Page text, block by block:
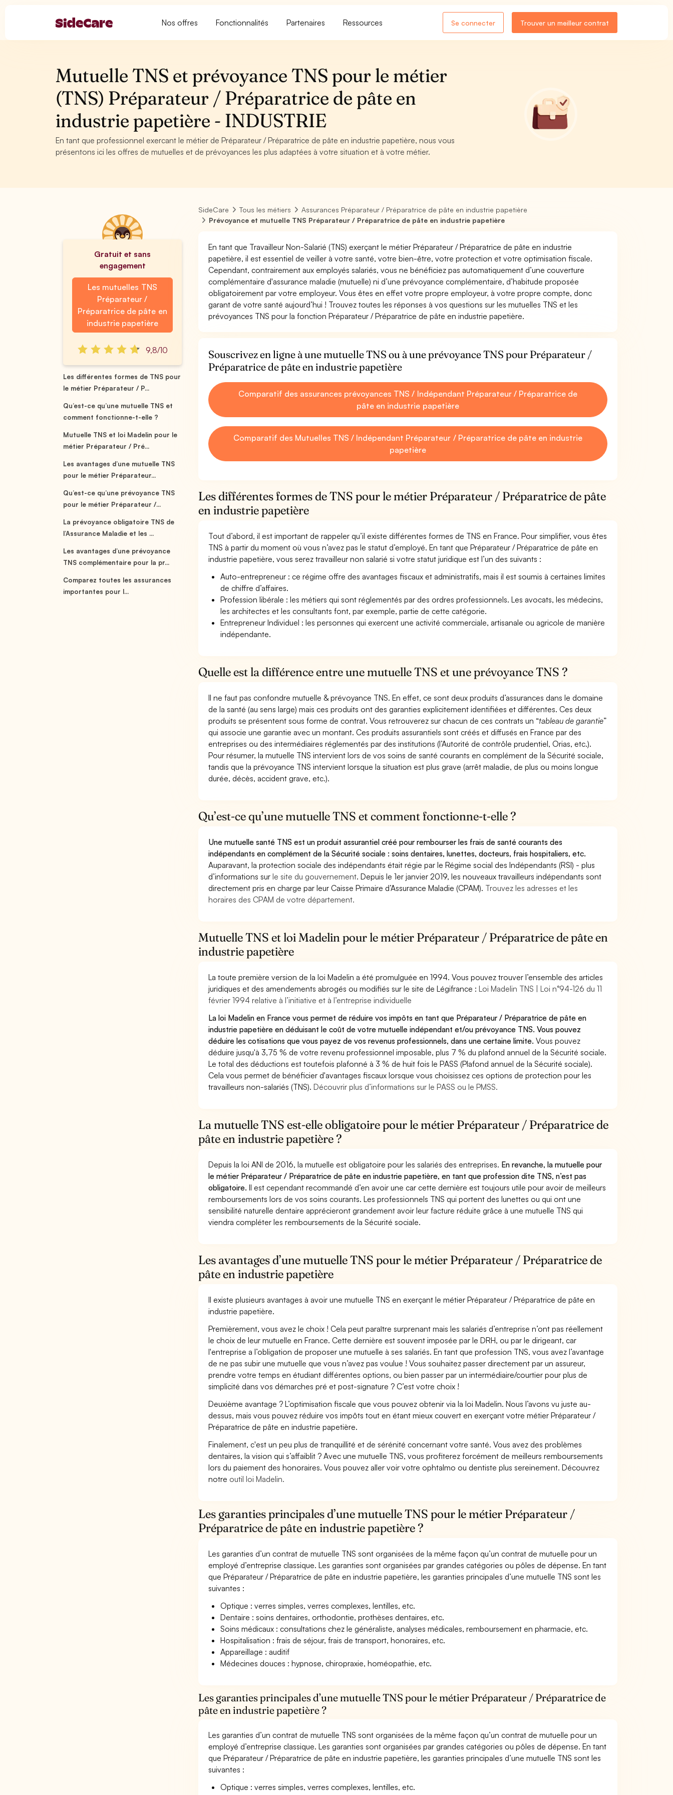
Nos offres Fonctionnalités Partenaires Ressources Se connecter Trouver un meilleur contrat
Mutuelle TNS et prévoyance TNS pour le métier
(TNS) Préparateur / Préparatrice de pâte en
industrie papetière - INDUSTRIE
En tant que professionnel exercant le métier de Préparateur / Préparatrice de pâte en industrie papetière, nous vous
présentons ici les offres de mutuelles et de prévoyances les plus adaptées à votre situation et à votre métier.
Gratuit et sans
engagement
Les mutuelles TNS
Préparateur /
Préparatrice de pâte en
industrie papetière
9,8/10
Les différentes formes de TNS pour
le métier Préparateur / P...
Qu’est-ce qu’une mutuelle TNS et
comment fonctionne-t-elle ?
Mutuelle TNS et loi Madelin pour le
métier Préparateur / Pré...
Les avantages d’une mutuelle TNS
pour le métier Préparateur...
Qu’est-ce qu’une prévoyance TNS
pour le métier Préparateur /...
La prévoyance obligatoire TNS de
l’Assurance Maladie et les ...
Les avantages d’une prévoyance
TNS complémentaire pour la pr...
Comparez toutes les assurances
importantes pour l...
SideCare Tous les métiers
Assurances Préparateur / Préparatrice de pâte en industrie papetière
Prévoyance et mutuelle TNS Préparateur / Préparatrice de pâte en industrie papetière
En tant que Travailleur Non-Salarié (TNS) exerçant le métier Préparateur / Préparatrice de pâte en industrie
papetière, il est essentiel de veiller à votre santé, votre bien-être, votre protection et votre optimisation fiscale.
Cependant, contrairement aux employés salariés, vous ne bénéficiez pas automatiquement d’une couverture
complémentaire d'assurance maladie (mutuelle) ni d’une prévoyance complémentaire, d’habitude proposée
obligatoirement par votre employeur. Vous êtes en effet votre propre employeur, à votre propre compte, donc
garant de votre santé aujourd’hui ! Trouvez toutes les réponses à vos questions sur les mutuelles TNS et les
prévoyances TNS pour la fonction Préparateur / Préparatrice de pâte en industrie papetière.
Souscrivez en ligne à une mutuelle TNS ou à une prévoyance TNS pour Préparateur /
Préparatrice de pâte en industrie papetière
Comparatif des assurances prévoyances TNS / Indépendant Préparateur / Préparatrice de
pâte en industrie papetière
Comparatif des Mutuelles TNS / Indépendant Préparateur / Préparatrice de pâte en industrie
papetière
Les différentes formes de TNS pour le métier Préparateur / Préparatrice de pâte
en industrie papetière
Tout d’abord, il est important de rappeler qu’il existe différentes formes de TNS en France. Pour simplifier, vous êtes
TNS à partir du moment où vous n’avez pas le statut d’employé. En tant que Préparateur / Préparatrice de pâte en
industrie papetière, vous serez travailleur non salarié si votre statut juridique est l’un des suivants :
Auto-entrepreneur : ce régime offre des avantages fiscaux et administratifs, mais il est soumis à certaines limites
de chiffre d’affaires.
Profession libérale : les métiers qui sont réglementés par des ordres professionnels. Les avocats, les médecins,
les architectes et les consultants font, par exemple, partie de cette catégorie.
Entrepreneur Individuel : les personnes qui exercent une activité commerciale, artisanale ou agricole de manière
indépendante.
Quelle est la différence entre une mutuelle TNS et une prévoyance TNS ?
Il ne faut pas confondre mutuelle & prévoyance TNS. En effet, ce sont deux produits d’assurances dans le domaine
de la santé (au sens large) mais ces produits ont des garanties explicitement identifiées et différentes. Ces deux
produits se présentent sous forme de contrat. Vous retrouverez sur chacun de ces contrats un “tableau de garantie”
qui associe une garantie avec un montant. Ces produits assurantiels sont créés et diffusés en France par des
entreprises ou des intermédiaires réglementés par des institutions (l’Autorité de contrôle prudentiel, Orias, etc.).
Pour résumer, la mutuelle TNS intervient lors de vos soins de santé courants en complément de la Sécurité sociale,
tandis que la prévoyance TNS intervient lorsque la situation est plus grave (arrêt maladie, de plus ou moins longue
durée, décès, accident grave, etc.).
Qu’est-ce qu’une mutuelle TNS et comment fonctionne-t-elle ?
Une mutuelle santé TNS est un produit assurantiel créé pour rembourser les frais de santé courants des
indépendants en complément de la Sécurité sociale : soins dentaires, lunettes, docteurs, frais hospitaliers, etc.
Auparavant, la protection sociale des indépendants était régie par le Régime social des Indépendants (RSI) - plus
d’informations surle site du gouvernement. Depuis le 1er janvier 2019, les nouveaux travailleurs indépendants sont
directement pris en charge par leur Caisse Primaire d’Assurance Maladie (CPAM). Trouvez les adresses et les
horaires des CPAM de votre département.
Mutuelle TNS et loi Madelin pour le métier Préparateur / Préparatrice de pâte en
industrie papetière
La toute première version de la loi Madelin a été promulguée en 1994. Vous pouvez trouver l’ensemble des articles
juridiques et des amendements abrogés ou modifiés sur le site de Légifrance :Loi Madelin TNS | Loi n°94-126 du 11
février 1994 relative à l’initiative et à l’entreprise individuelle
La loi Madelin en France vous permet de réduire vos impôts en tant que Préparateur / Préparatrice de pâte en
industrie papetière en déduisant le coût de votre mutuelle indépendant et/ou prévoyance TNS. Vous pouvez
déduire les cotisations que vous payez de vos revenus professionnels, dans une certaine limite.Vous pouvez
déduire jusqu'à 3,75 % de votre revenu professionnel imposable, plus 7 % du plafond annuel de la Sécurité sociale.
Le total des déductions est toutefois plafonné à 3 % de huit fois le PASS (Plafond annuel de la Sécurité sociale).
Cela vous permet de bénéficier d'avantages fiscaux lorsque vous choisissez ces options de protection pour les
travailleurs non-salariés (TNS).Découvrir plus d’informations sur le PASS ou le PMSS.
La mutuelle TNS est-elle obligatoire pour le métier Préparateur / Préparatrice de
pâte en industrie papetière ?
Depuis la loi ANI de 2016, la mutuelle est obligatoire pour les salariés des entreprises. En revanche, la mutuelle pour
le métier Préparateur / Préparatrice de pâte en industrie papetière, en tant que profession dite TNS, n’est pas
obligatoire.Il est cependant recommandé d’en avoir une car cette dernière est toujours utile pour avoir de meilleurs
remboursements lors de vos soins courants. Les professionnels TNS qui portent des lunettes ou qui ont une
sensibilité naturelle dentaire apprécieront grandement avoir leur facture réduite grâce à une mutuelle TNS qui
viendra compléter les remboursements de la Sécurité sociale.
Les avantages d’une mutuelle TNS pour le métier Préparateur / Préparatrice de
pâte en industrie papetière
Il existe plusieurs avantages à avoir une mutuelle TNS en exerçant le métier Préparateur / Préparatrice de pâte en
industrie papetière.
Premièrement, vous avez le choix ! Cela peut paraître surprenant mais les salariés d’entreprise n’ont pas réellement
le choix de leur mutuelle en France. Cette dernière est souvent imposée par le DRH, ou par le dirigeant, car
l'entreprise a l’obligation de proposer une mutuelle à ses salariés. En tant que profession TNS, vous avez l’avantage
de ne pas subir une mutuelle que vous n’avez pas voulue ! Vous souhaitez passer directement par un assureur,
prendre votre temps en étudiant différentes options, ou bien passer par un intermédiaire/courtier pour plus de
simplicité dans vos démarches pré et post-signature ? C’est votre choix !
Deuxième avantage ? L’optimisation fiscale que vous pouvez obtenir via la loi Madelin. Nous l’avons vu juste au-
dessus, mais vous pouvez réduire vos impôts tout en étant mieux couvert en exerçant votre métier Préparateur /
Préparatrice de pâte en industrie papetière.
Finalement, c'est un peu plus de tranquillité et de sérénité concernant votre santé. Vous avez des problèmes
dentaires, la vision qui s’affaiblit ? Avec une mutuelle TNS, vous profiterez forcément de meilleurs remboursements
lors du paiement des honoraires. Vous pouvez aller voir votre ophtalmo ou dentiste plus sereinement. Découvrez
notre outil loi Madelin.
Les garanties principales d’une mutuelle TNS pour le métier Préparateur /
Préparatrice de pâte en industrie papetière ?
Les garanties d’un contrat de mutuelle TNS sont organisées de la même façon qu’un contrat de mutuelle pour un
employé d’entreprise classique. Les garanties sont organisées par grandes catégories ou pôles de dépense. En tant
que Préparateur / Préparatrice de pâte en industrie papetière, les garanties principales d’une mutuelle TNS sont les
suivantes :
Optique : verres simples, verres complexes, lentilles, etc.
Dentaire : soins dentaires, orthodontie, prothèses dentaires, etc.
Soins médicaux : consultations chez le généraliste, analyses médicales, remboursement en pharmacie, etc.
Hospitalisation : frais de séjour, frais de transport, honoraires, etc.
Appareillage : auditif
Médecines douces : hypnose, chiropraxie, homéopathie, etc.
Les garanties principales d’une mutuelle TNS pour le métier Préparateur / Préparatrice de
pâte en industrie papetière ?
Les garanties d’un contrat de mutuelle TNS sont organisées de la même façon qu’un contrat de mutuelle pour un
employé d’entreprise classique. Les garanties sont organisées par grandes catégories ou pôles de dépense. En tant
que Préparateur / Préparatrice de pâte en industrie papetière, les garanties principales d’une mutuelle TNS sont les
suivantes :
Optique : verres simples, verres complexes, lentilles, etc.